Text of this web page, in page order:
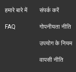
हमारे बारे में
FAQ
संपर्क करें
गोपनीयता नीति
उपयोग के नियम
वापसी नीति